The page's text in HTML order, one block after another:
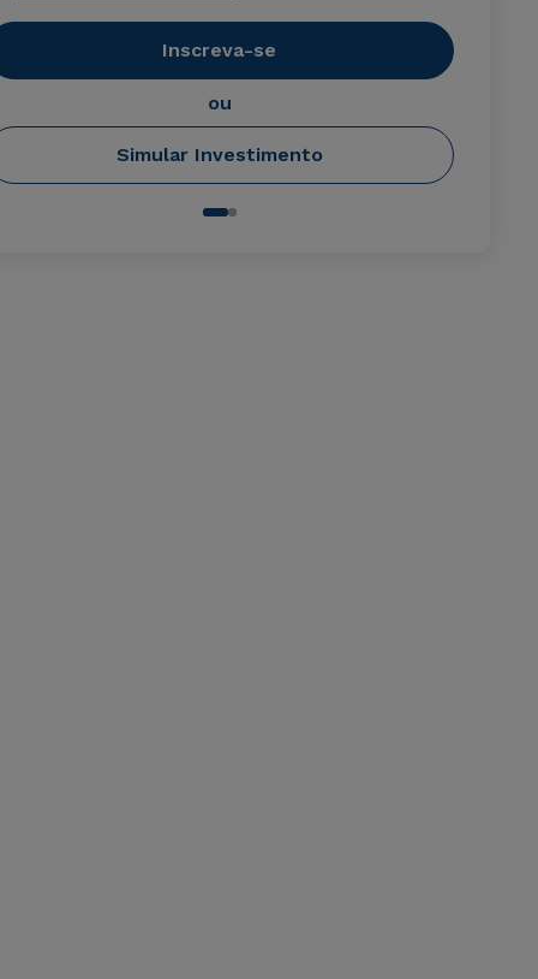
Inscreva-se
ou
Simular Investimento